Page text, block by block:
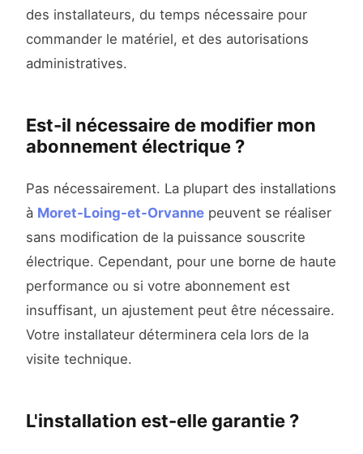
des installateurs, du temps nécessaire pour
commander le matériel, et des autorisations
administratives.
Est-il nécessaire de modifier mon
abonnement électrique ?
Pas nécessairement. La plupart des installations
à Moret-Loing-et-Orvanne peuvent se réaliser
sans modification de la puissance souscrite
électrique. Cependant, pour une borne de haute
performance ou si votre abonnement est
insuffisant, un ajustement peut être nécessaire.
Votre installateur déterminera cela lors de la
visite technique.
L'installation est-elle garantie ?